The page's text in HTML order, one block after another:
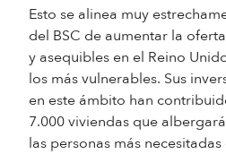
Esto se alinea muy
del BSC de aumentar la
y asequibles en el Reino
los más vulnerables. Sus
en este ámbito han
7.000 viviendas que
las personas más